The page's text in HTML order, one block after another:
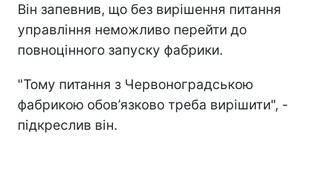
Він запевнив, що без вирішення питання
управління неможливо перейти до
повноцінного запуску фабрики.
"Тому питання з Червоноградською
фабрикою обов’язково треба вирішити", -
підкреслив він.